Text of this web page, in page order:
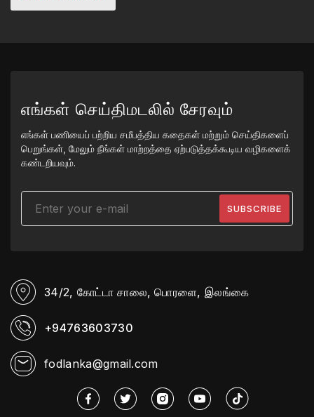
எங்கள் செய்திமடலில் சேரவும்
எங்கள் பணியைப் பற்றிய சமீபத்திய கதைகள் மற்றும் செய்திகளைப்
பெறுங்கள், மேலும் நீங்கள் மாற்றத்தை ஏற்படுத்தக்கூடிய வழிகளைக்
கண்டறியவும்.
34/2, கோட்டா சாலை, பொரளை, இலங்கை
+94763603730
fodlanka@gmail.com